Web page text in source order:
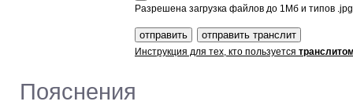
Разрешена загрузка файлов до 1Мб и типов
Инструкция для тех, кто пользуется
Пояснения